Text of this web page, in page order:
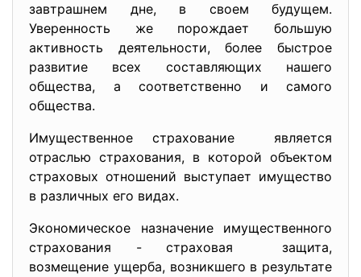
завтрашнем дне, в своем будущем.
Уверенность же порождает большую
активность деятельности, более быстрое
развитие всех составляющих нашего
общества, а соответственно и самого
общества.
Имущественное страхование является
отраслью страхования, в которой объектом
страховых отношений выступает имущество
в различных его видах.
Экономическое назначение имущественного
страхования - страховая защита,
возмещение ущерба, возникшего в результате